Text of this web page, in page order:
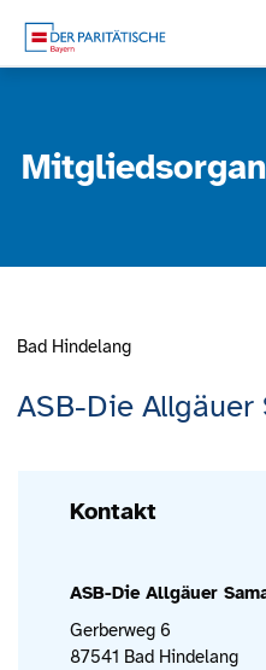
ASB-Die
Bad Hindelang
Kontakt
ASB-Die Allgäuer
Gerberweg 6
87541 Bad Hindelang